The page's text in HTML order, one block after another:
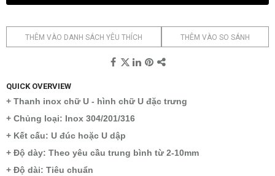
THÊM VÀO DANH SÁCH YÊU THÍCH THÊM VÀO SO SÁNH
QUICK OVERVIEW
+ Thanh inox chữ U - hình chữ U đặc trưng
+ Chủng loại: Inox 304/201/316
+ Kết cấu: U đúc hoặc U dập
+ Độ dày: Theo yêu cầu trung bình từ 2-10mm
+ Độ dài: Tiêu chuẩn